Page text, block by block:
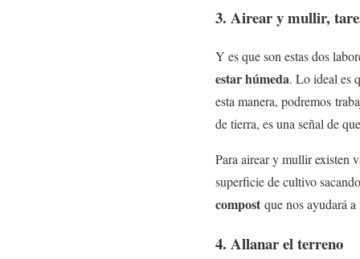
3. Airear y mullir,
Y es que son estas dos
estar húmeda. Lo ideal es
esta manera, podremos
de tierra, es una señal de
Para airear y mullir existen
superficie de cultivo
compost que nos ayudará
4. Allanar el terreno